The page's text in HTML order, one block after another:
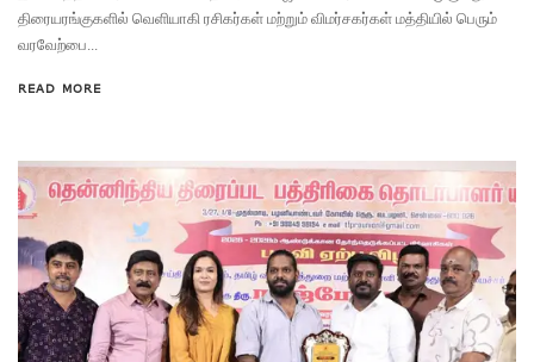
திரையரங்குகளில் வெளியாகி ரசிகர்கள் மற்றும் விமர்சகர்கள் மத்தியில் பெரும்
வரவேற்பை...
READ MORE